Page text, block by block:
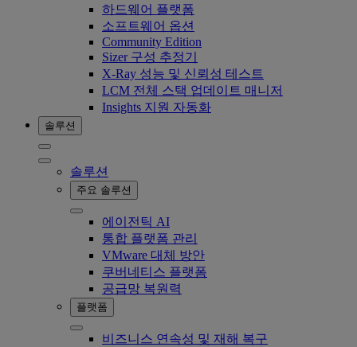
하드웨어 플랫폼
소프트웨어 옵션
Community Edition
Sizer 구성 추정기
X-Ray 성능 및 신뢰성 테스트
LCM 전체 스택 업데이트 매니저
Insights 지원 자동화
솔루션
솔루션
주요 솔루션
에이전틱 AI
통합 플랫폼 관리
VMware 대체 방안
쿠버네티스 플랫폼
공급망 복원력
플랫폼
비즈니스 연속성 및 재해 복구